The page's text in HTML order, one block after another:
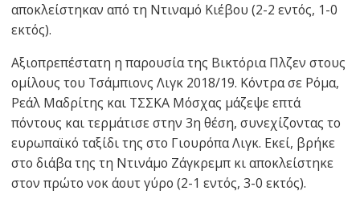
αποκλείστηκαν από τη Ντιναμό Κιέβου (2-2 εντός, 1-0
εκτός).
Αξιοπρεπέστατη η παρουσία της Βικτόρια Πλζεν στους
ομίλους του Τσάμπιονς Λιγκ 2018/19. Κόντρα σε Ρόμα,
Ρεάλ Μαδρίτης και ΤΣΣΚΑ Μόσχας μάζεψε επτά
πόντους και τερμάτισε στην 3η θέση, συνεχίζοντας το
ευρωπαϊκό ταξίδι της στο Γιουρόπα Λιγκ. Εκεί, βρήκε
στο διάβα της τη Ντινάμο Ζάγκρεμπ κι αποκλείστηκε
στον πρώτο νοκ άουτ γύρο (2-1 εντός, 3-0 εκτός).